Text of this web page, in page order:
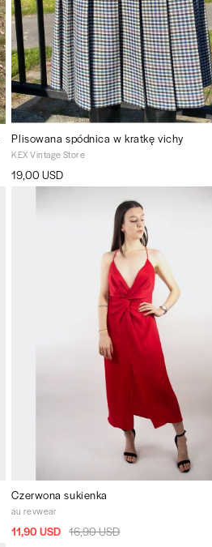
Plisowana spódnica w kratkę vichy
KEX Vintage Store
19,00 USD
Czerwona sukienka
au revwear
11,90 USD 16,90 USD